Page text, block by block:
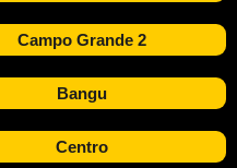
Campo Grande 2
Bangu
Centro